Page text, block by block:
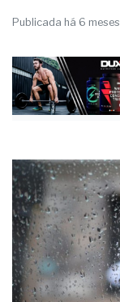
Chuvas de forte
Publicada há 6 meses